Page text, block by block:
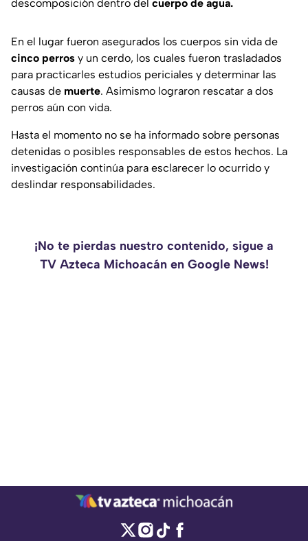
descomposición dentro del cuerpo de agua.
En el lugar fueron asegurados los cuerpos sin vida de
cinco perros y un cerdo, los cuales fueron trasladados
para practicarles estudios periciales y determinar las
causas de muerte. Asimismo lograron rescatar a dos
perros aún con vida.
Hasta el momento no se ha informado sobre personas
detenidas o posibles responsables de estos hechos. La
investigación continúa para esclarecer lo ocurrido y
deslindar responsabilidades.
¡No te pierdas nuestro contenido, sigue a
TV Azteca Michoacán en Google News!